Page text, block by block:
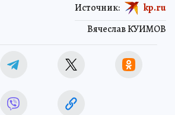
Вячеслав КУИМОВ
Источник: kp.ru